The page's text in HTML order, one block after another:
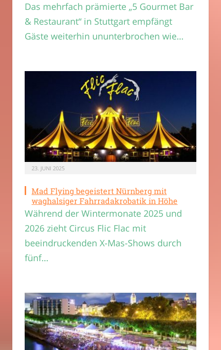
Das mehrfach prämierte „5 Gourmet Bar
& Restaurant“ in Stuttgart empfängt
Gäste weiterhin ununterbrochen wie…
23. JUNI 2025
Mad Flying begeistert Nürnberg mit
waghalsiger Fahrradakrobatik in Höhe
Während der Wintermonate 2025 und
2026 zieht Circus Flic Flac mit
beeindruckenden X-Mas-Shows durch
fünf…